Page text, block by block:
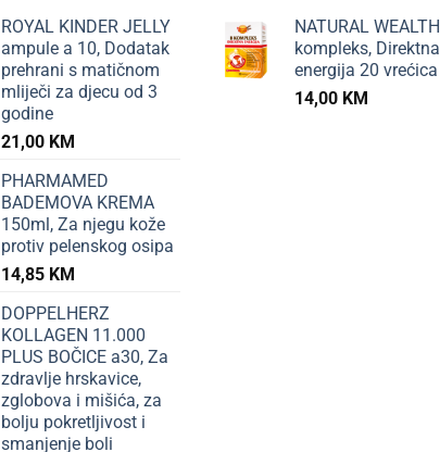
ROYAL KINDER JELLY
ampule a 10, Dodatak
prehrani s matičnom
mliječi za djecu od 3
godine
21,00 KM
PHARMAMED
BADEMOVA KREMA
150ml, Za njegu kože
protiv pelenskog osipa
14,85 KM
DOPPELHERZ
KOLLAGEN 11.000
PLUS BOČICE a30, Za
zdravlje hrskavice,
zglobova i mišića, za
bolju pokretljivost i
smanjenje boli
NATURAL
kompleks, Direktna
energija 20 vrećica
14,00 KM